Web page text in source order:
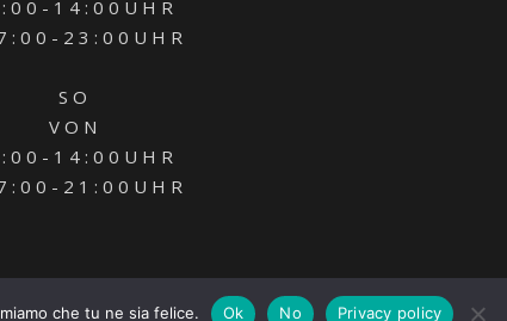
0 0 - 1 4 : 0 0 U H R
: 0 0 - 2 3 : 0 0 U H R
S O
V O N
0 0 - 1 4 : 0 0 U H R
: 0 0 - 2 1 : 0 0 U H R
che tu ne sia felice. Ok No Privacy policy